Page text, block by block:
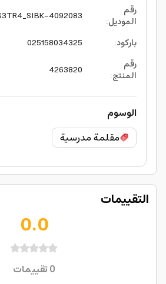
رقم
الموديل:
4092083-CMEZ_S3TR4_SIBK
باركود:
025158034325
رقم
المنتج:
4263820
الوسوم
مقلمة مدرسية
التقييمات
0.0
0تقييمات